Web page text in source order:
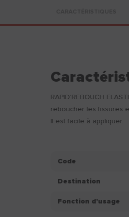
RAPID'REBOUCH
reboucher les fissures
Il est facile à appliquer.
Code
Destination
Fonction d'usage